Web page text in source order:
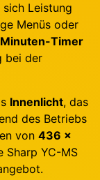
sich Leistung
Menüs oder
Timer
bei der
Innenlicht, das
des Betriebs
von 436 x
Sharp YC-MS